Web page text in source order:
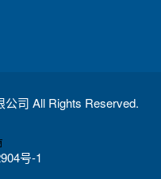
公司 All Rights Reserved.
号-1